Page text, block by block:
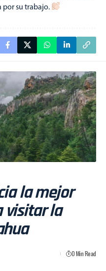
por su trabajo.
la mejor
visitar la
0 Min Read